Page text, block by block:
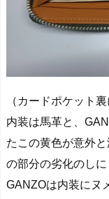
（カードポケット
内装は馬革と、
たこの黄色が意外
の部分の劣化のしに
GANZOは内装にヌ